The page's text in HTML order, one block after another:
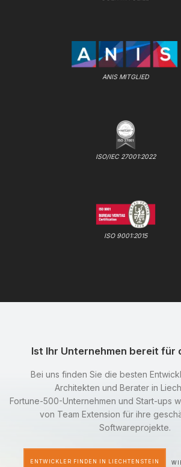
ANIS MITGLIED
ISO/IEC 27001:2022
ISO 9001:2015
Ist Ihr Unternehmen bereit für
Bei uns finden Sie die besten
Architekten und Berater in
Fortune-500-Unternehmen und Start-ups
von Team Extension für ihre
Softwareprojekte.
ENTWICKLER FINDEN IN LIECHTENSTEIN